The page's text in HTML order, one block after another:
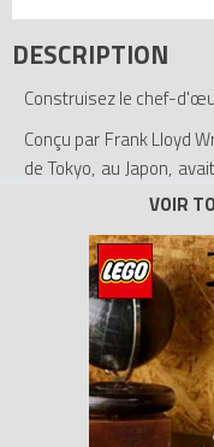
DESCRIPTION
Construisez le chef-
Conçu par Frank Lloyd
de Tokyo, au Japon,
existant entre l'Orient
selon la forme de
suffisamment solide
dévastateurs dont le
principale et le hall
exposés au musée
LEGO hautement
architectes LEGO,